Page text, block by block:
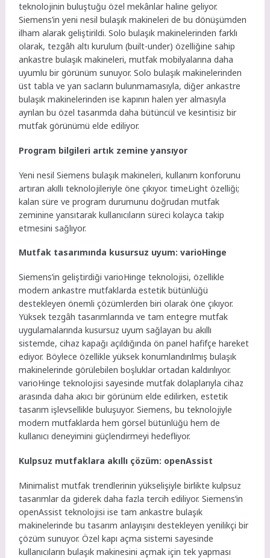
teknolojinin buluştuğu özel mekânlar haline geliyor.
Siemens’in yeni nesil bulaşık makineleri de bu dönüşümden
ilham alarak geliştirildi. Solo bulaşık makinelerinden farklı
olarak, tezgâh altı kurulum (built-under) özelliğine sahip
ankastre bulaşık makineleri, mutfak mobilyalarına daha
uyumlu bir görünüm sunuyor. Solo bulaşık makinelerinden
üst tabla ve yan sacların bulunmamasıyla, diğer ankastre
bulaşık makinelerinden ise kapının halen yer almasıyla
ayrılan bu özel tasarımda daha bütüncül ve kesintisiz bir
mutfak görünümü elde ediliyor.
Program bilgileri artık zemine yansıyor
Yeni nesil Siemens bulaşık makineleri, kullanım konforunu
artıran akıllı teknolojileriyle öne çıkıyor. timeLight özelliği;
kalan süre ve program durumunu doğrudan mutfak
zeminine yansıtarak kullanıcıların süreci kolayca takip
etmesini sağlıyor.
Mutfak tasarımında kusursuz uyum: varioHinge
Siemens’in geliştirdiği varioHinge teknolojisi, özellikle
modern ankastre mutfaklarda estetik bütünlüğü
destekleyen önemli çözümlerden biri olarak öne çıkıyor.
Yüksek tezgâh tasarımlarında ve tam entegre mutfak
uygulamalarında kusursuz uyum sağlayan bu akıllı
sistemde, cihaz kapağı açıldığında ön panel hafifçe hareket
ediyor. Böylece özellikle yüksek konumlandırılmış bulaşık
makinelerinde görülebilen boşluklar ortadan kaldırılıyor.
varioHinge teknolojisi sayesinde mutfak dolaplarıyla cihaz
arasında daha akıcı bir görünüm elde edilirken, estetik
tasarım işlevsellikle buluşuyor. Siemens, bu teknolojiyle
modern mutfaklarda hem görsel bütünlüğü hem de
kullanıcı deneyimini güçlendirmeyi hedefliyor.
Kulpsuz mutfaklara akıllı çözüm: openAssist
Minimalist mutfak trendlerinin yükselişiyle birlikte kulpsuz
tasarımlar da giderek daha fazla tercih ediliyor. Siemens’in
openAssist teknolojisi ise tam ankastre bulaşık
makinelerinde bu tasarım anlayışını destekleyen yenilikçi bir
çözüm sunuyor. Özel kapı açma sistemi sayesinde
kullanıcıların bulaşık makinesini açmak için tek yapması